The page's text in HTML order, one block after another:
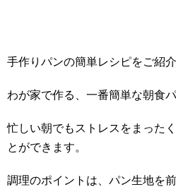
手作りパンの簡単レシピをご紹介
わが家で作る、一番簡単な朝食
忙しい朝でもストレスをまった
とができます。
調理のポイントは、パン生地を